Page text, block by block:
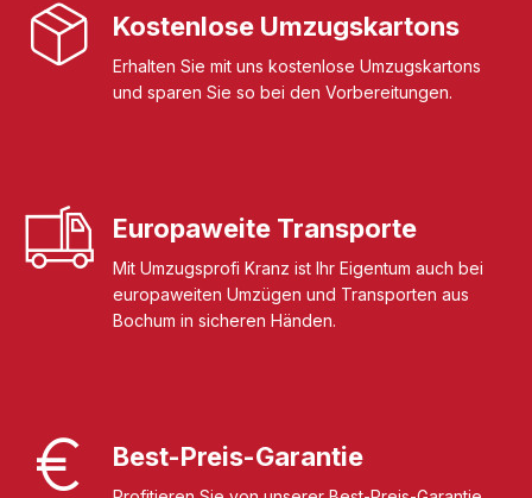
Kostenlose Umzugskartons
Erhalten Sie mit uns kostenlose Umzugskartons
und sparen Sie so bei den Vorbereitungen.
Europaweite Transporte
Mit Umzugsprofi Kranz ist Ihr Eigentum auch bei
europaweiten Umzügen und Transporten aus
Bochum in sicheren Händen.
Best-Preis-Garantie